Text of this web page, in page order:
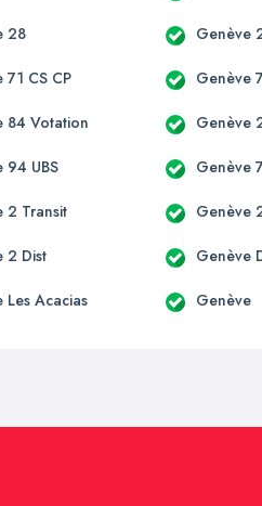
28 Genève
71 CS CP Genève
84 Votation Genève
94 UBS Genève
2 Transit Genève
2 Dist Genève
Les Acacias Genève